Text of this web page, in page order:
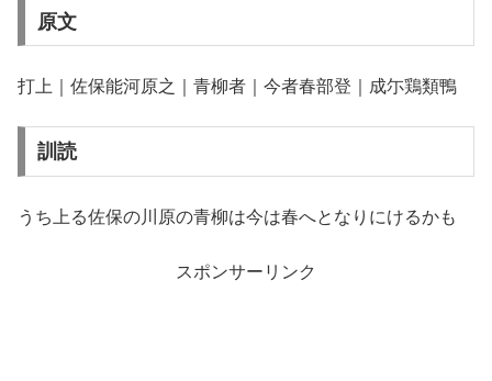
原文
打上｜佐保能河原之｜青柳者｜今者春部登｜成尓鶏類鴨
訓読
うち上る佐保の川原の青柳は今は春へとなりにけるかも
スポンサーリンク